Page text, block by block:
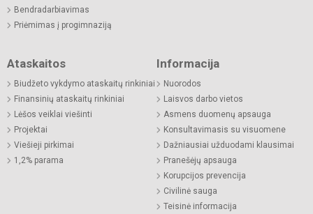
Bendradarbiavimas
Priėmimas į progimnaziją
Ataskaitos
Biudžeto vykdymo ataskaitų rinkiniai
Finansinių ataskaitų rinkiniai
Lėšos veiklai viešinti
Projektai
Viešieji pirkimai
1,2% parama
Informacija
Nuorodos
Laisvos darbo vietos
Asmens duomenų apsauga
Konsultavimasis su visuomene
Dažniausiai užduodami klausimai
Pranešėjų apsauga
Korupcijos prevencija
Civilinė sauga
Teisinė informacija